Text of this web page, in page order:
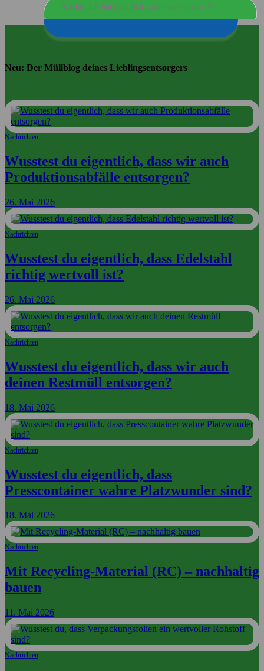
Neu: Der Müllblog deines Lieblingsentsorgers
Nachrichten
Wusstest du eigentlich, dass wir auch
Produktionsabfälle entsorgen?
26. Mai 2026
Nachrichten
Wusstest du eigentlich, dass Edelstahl
richtig wertvoll ist?
26. Mai 2026
Nachrichten
Wusstest du eigentlich, dass wir auch
deinen Restmüll entsorgen?
18. Mai 2026
Nachrichten
Wusstest du eigentlich, dass
Presscontainer wahre Platzwunder sind?
18. Mai 2026
Nachrichten
Mit Recycling-Material (RC) – nachhaltig
bauen
11. Mai 2026
Nachrichten